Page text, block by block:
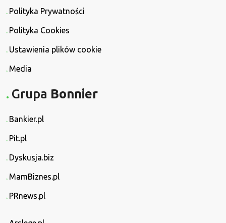
Polityka Prywatności
Polityka Cookies
Ustawienia plików cookie
Media
Grupa Bonnier
Bankier.pl
Pit.pl
Dyskusja.biz
MamBiznes.pl
PRnews.pl